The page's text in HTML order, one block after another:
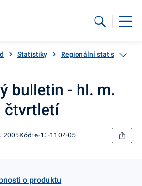
Statistiky Regionální statistiky
bulletin - hl. m.
čtvrtletí
2005Kód: e-13-1102-05
o produktu